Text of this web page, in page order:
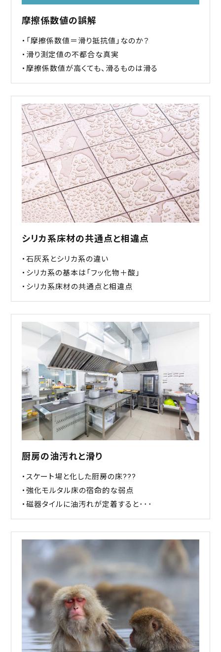
摩擦係数値の誤解
・「摩擦係数値＝滑り抵抗値」なのか？
・滑り測定値の不都合な真実
・摩擦係数値が高くても、滑るものは滑る
シリカ系床材の共通点と相違点
・石灰系とシリカ系の違い
・シリカ系の基本は「フッ化物＋酸」
・シリカ系床材の共通点と相違点
厨房の油汚れと滑り
・スケート場と化した厨房の床???
・強化モルタル床の宿命的な弱点
・磁器タイルに油汚れが定着すると･･･